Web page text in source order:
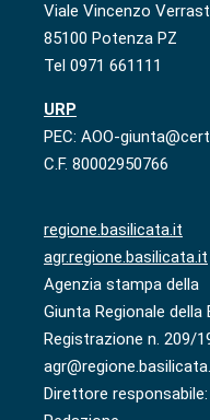
Viale Vincenzo
85100 Potenza PZ
Tel 0971 661111
URP
PEC: AOO-
C.F. 80002950766
regione.basilicata.it
agr.regione.basilicata.it
Agenzia stampa della
Giunta Regionale della
Registrazione n. 209/
Direttore responsabile: